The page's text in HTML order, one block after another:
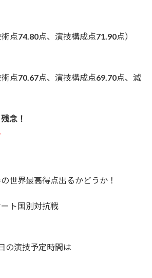
術点74.80点、演技構成点71.90点）
術点70.67点、演技構成点69.70点、減
念！
世界最高得点出るかどうか！
ト国別対抗戦
の演技予定時間は